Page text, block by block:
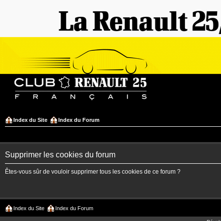
Index du Site Index du Forum
Supprimer les cookies du forum
Êtes-vous sûr de vouloir supprimer tous les cookies de ce forum ?
Index du Site Index du Forum